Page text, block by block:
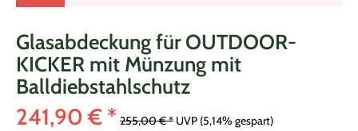
Glasabdeckung für OUTDOOR-
KICKER mit Münzung mit
Balldiebstahlschutz
241,90 € * 255,00 € * UVP (5,14% gespart)